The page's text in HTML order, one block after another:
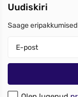
Uudiskiri
Saage